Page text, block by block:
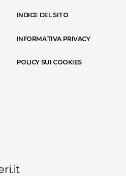
INDICE DEL SITO
INFORMATIVA PRIVACY
POLICY SUI COOKIES